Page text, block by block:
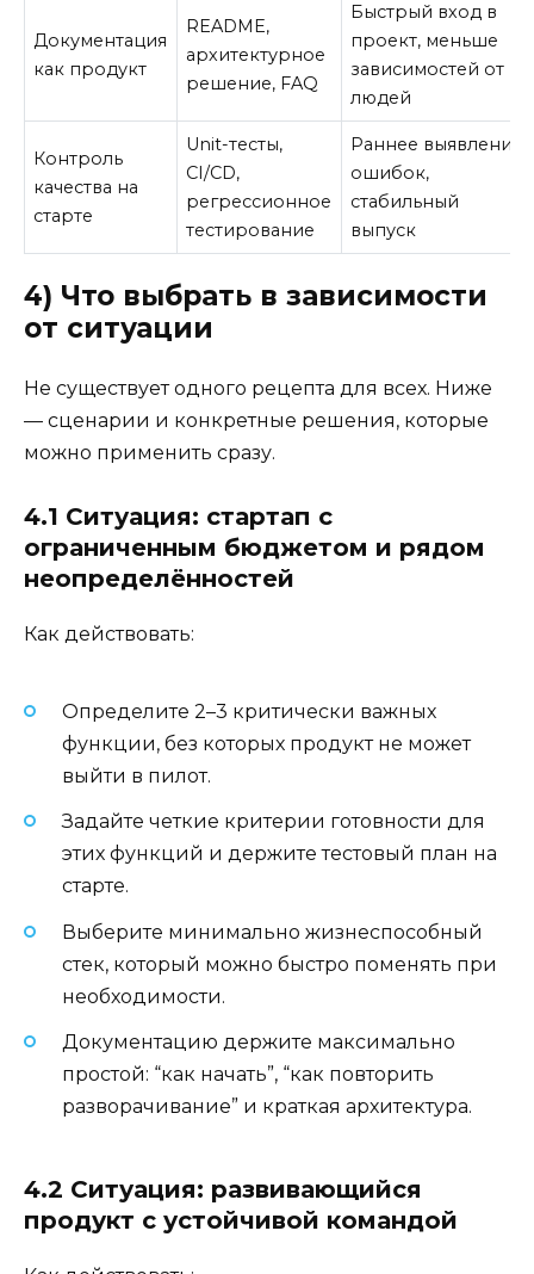
Документация
как продукт
README,
архитектурное
решение, FAQ
Быстрый вход в
проект, меньше
зависимостей от
людей
Контроль
качества на
старте
Unit-тесты,
CI/CD,
регрессионное
тестирование
Раннее выявление
ошибок,
стабильный
выпуск
4) Что выбрать в зависимости
от ситуации
Не существует одного рецепта для всех. Ниже
— сценарии и конкретные решения, которые
можно применить сразу.
4.1 Ситуация: стартап с
ограниченным бюджетом и рядом
неопределённостей
Как действовать:
Определите 2–3 критически важных
функции, без которых продукт не может
выйти в пилот.
Задайте четкие критерии готовности для
этих функций и держите тестовый план на
старте.
Выберите минимально жизнеспособный
стек, который можно быстро поменять при
необходимости.
Документацию держите максимально
простой: “как начать”, “как повторить
разворачивание” и краткая архитектура.
4.2 Ситуация: развивающийся
продукт с устойчивой командой